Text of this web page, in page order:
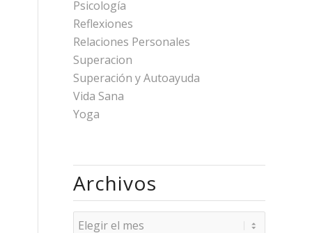
Psicología
Reflexiones
Relaciones Personales
Superacion
Superación y Autoayuda
Vida Sana
Yoga
Archivos